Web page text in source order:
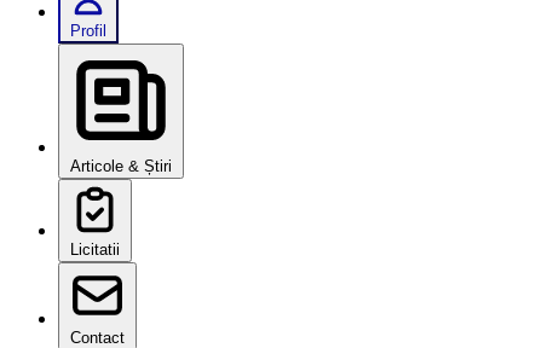
Profil
Articole & Știri
Licitatii
Contact